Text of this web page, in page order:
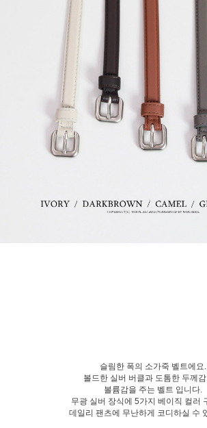
슬림한 폭의 소가죽 벨트에요.
볼드한 실버 버클과 도톰한 두께
볼륨감을 주는 벨트 입니다.
무광 실버 장식에 5가지 베이직 컬러
데일리 팬츠에 무난하게 코디하실 수